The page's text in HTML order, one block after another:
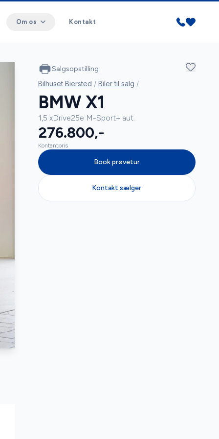
Om os Kontakt
Salgsopstilling
Bilhuset Biersted / Biler til salg /
BMW X1
1,5 xDrive25e M-Sport+ aut.
276.800,-
Kontantpris
Book prøvetur
Kontakt sælger